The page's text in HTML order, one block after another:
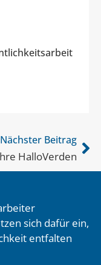
Nächster Beitrag
HalloVerden
sich dafür ein,
entfalten